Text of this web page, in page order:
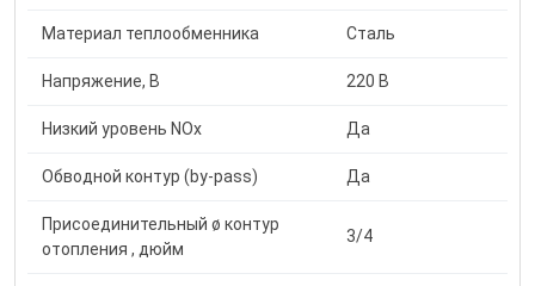
Материал теплообменника Сталь
Напряжение, В 220 В
Низкий уровень NOx Да
Обводной контур (by-pass) Да
Присоединительный ø контур
отопления , дюйм
3/4